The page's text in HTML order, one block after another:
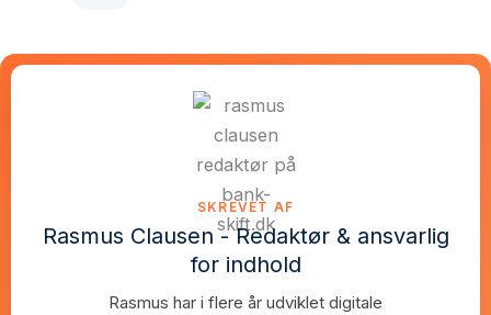
SKREVET AF
Rasmus Clausen - Redaktør & ansvarlig
for indhold
Rasmus har i flere år udviklet digitale